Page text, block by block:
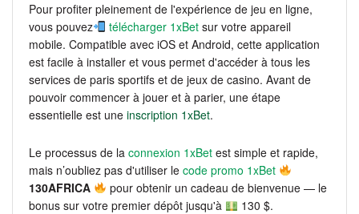
Pour profiter pleinement de l'expérience de jeu en ligne,
vous pouvez
télécharger 1xBet sur votre appareil
mobile. Compatible avec iOS et Android, cette application
est facile à installer et vous permet d'accéder à tous les
services de paris sportifs et de jeux de casino. Avant de
pouvoir commencer à jouer et à parier, une étape
essentielle est une inscription 1xBet.
Le processus de la connexion 1xBet est simple et rapide,
mais n’oubliez pas d'utiliser le code promo 1xBet
130AFRICA
pour obtenir un cadeau de bienvenue — le
bonus sur votre premier dépôt jusqu'à
130 $.